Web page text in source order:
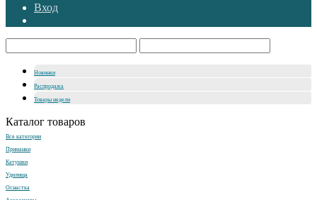
Вход
Новинки
Распродажа
Товары недели
Каталог товаров
Все категории
Приманки
Катушки
Удилища
Оснастка